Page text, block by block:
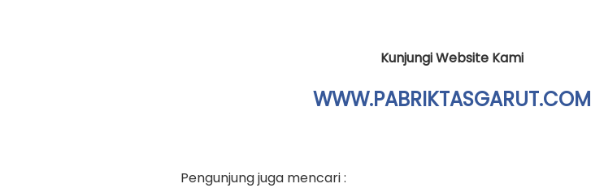
Kunjungi Website Kami
WWW.PABRIKTASGARUT.COM
Pengunjung juga mencari :